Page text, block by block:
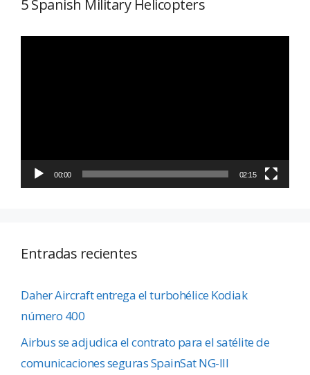
5 Spanish Military Helicopters
00:00 02:15
Entradas recientes
Daher Aircraft entrega el turbohélice Kodiak
número 400
Airbus se adjudica el contrato para el satélite de
comunicaciones seguras SpainSat NG-III